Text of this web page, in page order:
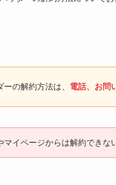
の解約方法は、 電話、お問
マイページからは解約できな